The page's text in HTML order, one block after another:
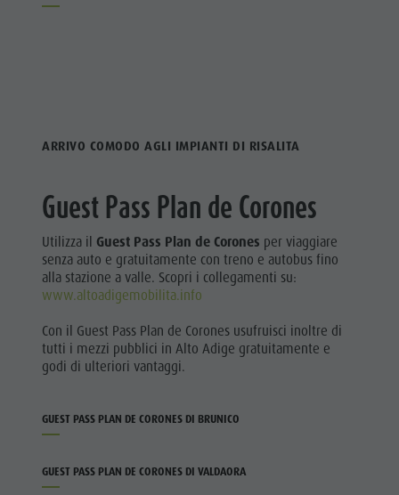
ARRIVO COMODO AGLI IMPIANTI DI RISALITA
Guest Pass Plan de Corones
Utilizza il Guest Pass Plan de Corones per viaggiare
senza auto e gratuitamente con treno e autobus fino
alla stazione a valle. Scopri i collegamenti su:
www.altoadigemobilita.info
Con il Guest Pass Plan de Corones usufruisci inoltre di
tutti i mezzi pubblici in Alto Adige gratuitamente e
godi di ulteriori vantaggi.
GUEST PASS PLAN DE CORONES DI BRUNICO
GUEST PASS PLAN DE CORONES DI VALDAORA